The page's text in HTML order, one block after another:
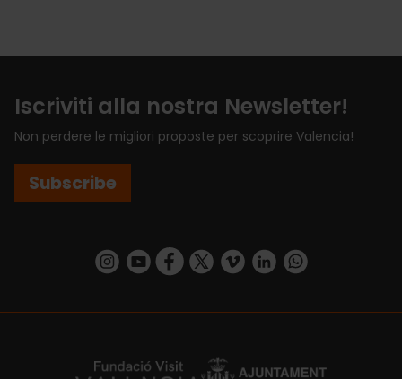
Iscriviti alla nostra Newsletter!
Non perdere le migliori proposte per scoprire Valencia!
Subscribe
https://www.instagram.com/visit_valencia/
https://www.youtube.com/user/
https://www.facebook.com/
https://twitter.com/VisitaValencia
https://vimeo.com/
https://www.linkedin.com/company/turismo-valencia/https://api.whatsapp.com/send/